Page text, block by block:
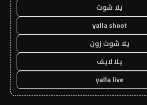
يلا شوت
yalla shoot
يلا شوت زون
يلا لايف
yalla live